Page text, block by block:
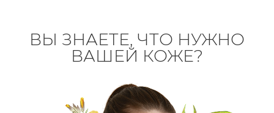
ВЫ ЗНАЕТЕ, ЧТО НУЖНО
ВАШЕЙ КОЖЕ?